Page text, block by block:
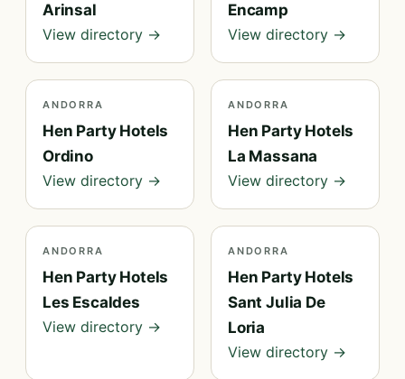
Arinsal
View directory →
Encamp
View directory →
ANDORRA
Hen Party Hotels
Ordino
View directory →
ANDORRA
Hen Party Hotels
La Massana
View directory →
ANDORRA
Hen Party Hotels
Les Escaldes
View directory →
ANDORRA
Hen Party Hotels
Sant Julia De
Loria
View directory →